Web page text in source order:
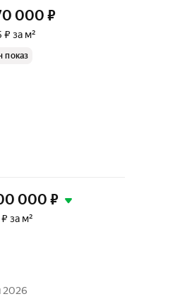
000 ₽
₽ за м²
показ
000 ₽
за м²
2026